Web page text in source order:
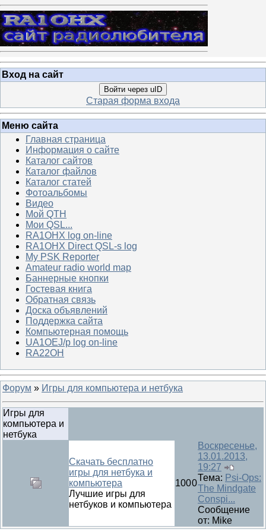
Вход на сайт
Войти через uID
Старая форма входа
Меню сайта
Главная страница
Информация о сайте
Каталог сайтов
Каталог файлов
Каталог статей
Фотоальбомы
Видео
Мой QTH
Мои QSL...
RA1OHX log on-line
RA1OHX Direct QSL-s log
My PSK Reporter
Amateur radio world map
Баннерные кнопки
Гостевая книга
Обратная связь
Доска объявлений
Поддержка сайта
Компьютерная помощь
UA1OEJ/p log on-line
RA22OH
Форум » Игры для компьютера и нетбука
Игры для
компьютера и
нетбука
Скачать бесплатно
игры для нетбука и
компьютера
Лучшие игры для
нетбуков и компьютера
1000
Воскресенье,
13.01.2013,
19:27
Тема: Psi-Ops:
The Mindgate
Conspi...
Сообщение
от: Mike